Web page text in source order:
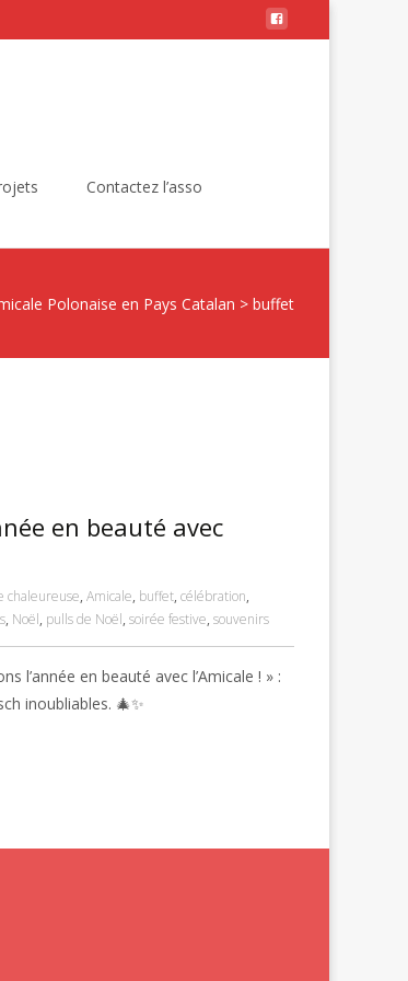
Contactez l’asso
Polonaise en Pays Catalan > buffet
en beauté avec
chaleureuse, Amicale, buffet, célébration,
, Noël, pulls de Noël, soirée festive, souvenirs
l’année en beauté avec l’Amicale ! » :
inoubliables. 🎄✨